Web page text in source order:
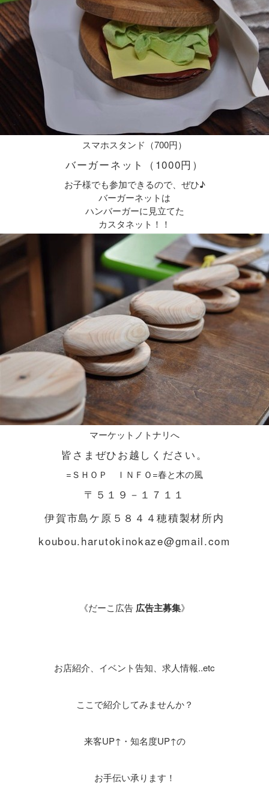
スマホスタンド（700円）
バーガーネット（1000円）
お子様でも参加できるので、ぜひ♪
バーガーネットは
ハンバーガーに見立てた
カスタネット！！
マーケットノトナリへ
皆さまぜひお越しください。
=ＳＨＯＰ ＩＮＦＯ=春と木の風
〒５１９－１７１１
伊賀市島ケ原５８４４穂積製材所内
koubou.harutokinokaze@gmail.com
《だーこ広告 広告主募集》
お店紹介、イベント告知、求人情報..etc
ここで紹介してみませんか？
来客UP↑・知名度UP↑の
お手伝い承ります！